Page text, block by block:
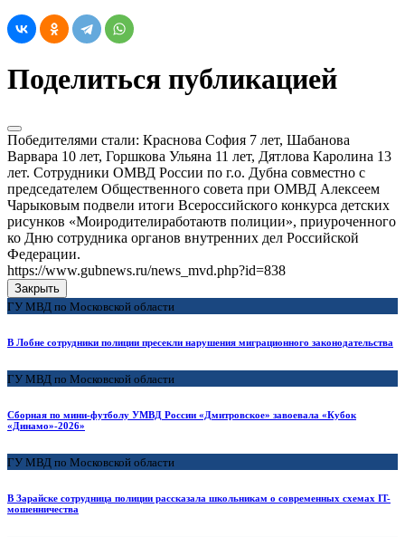
Поделиться публикацией
Победителями стали: Краснова София 7 лет, Шабанова
Варвара 10 лет, Горшкова Ульяна 11 лет, Дятлова Каролина 13
лет. Сотрудники ОМВД России по г.о. Дубна совместно с
председателем Общественного совета при ОМВД Алексеем
Чарыковым подвели итоги Всероссийского конкурса детских
рисунков «Моиродителиработаютв полиции», приуроченного
ко Дню сотрудника органов внутренних дел Российской
Федерации.
https://www.gubnews.ru/news_mvd.php?id=838
Закрыть
ГУ МВД по Московской области
В Лобне сотрудники полиции пресекли нарушения миграционного законодательства
ГУ МВД по Московской области
Сборная по мини-футболу УМВД России «Дмитровское» завоевала «Кубок
«Динамо»-2026»
ГУ МВД по Московской области
В Зарайске сотрудница полиции рассказала школьникам о современных схемах IT-
мошенничества